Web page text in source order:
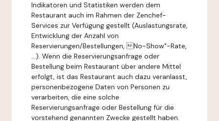
Indikatoren und Statistiken werden dem
Restaurant auch im Rahmen der Zenchef-
Services zur Verfügung gestellt (Auslastungsrate,
Entwicklung der Anzahl von
Reservierungen/Bestellungen, No-Show"-Rate,
...). Wenn die Reservierungsanfrage oder
Bestellung beim Restaurant über andere Mittel
erfolgt, ist das Restaurant auch dazu veranlasst,
personenbezogene Daten von Personen zu
verarbeiten, die eine solche
Reservierungsanfrage oder Bestellung für die
vorstehend genannten Zwecke gestellt haben.